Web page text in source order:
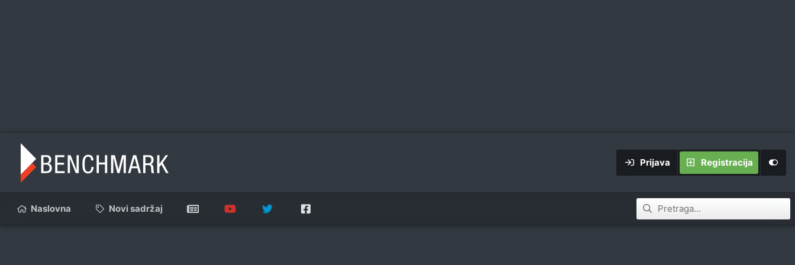
Prijava Registracija
Naslovna Novi sadržaj